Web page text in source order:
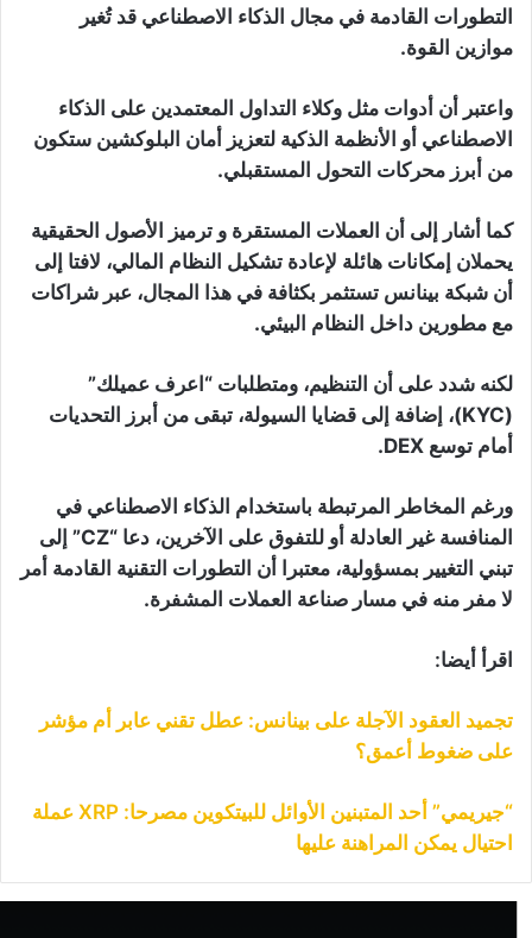
التطورات القادمة في مجال الذكاء الاصطناعي قد تُغير
موازين القوة.
واعتبر أن أدوات مثل وكلاء التداول المعتمدين على الذكاء
الاصطناعي أو الأنظمة الذكية لتعزيز أمان البلوكشين ستكون
من أبرز محركات التحول المستقبلي.
كما أشار إلى أن العملات المستقرة و ترميز الأصول الحقيقية
يحملان إمكانات هائلة لإعادة تشكيل النظام المالي، لافتا إلى
أن شبكة بينانس تستثمر بكثافة في هذا المجال، عبر شراكات
مع مطورين داخل النظام البيئي.
لكنه شدد على أن التنظيم، ومتطلبات “اعرف عميلك”
(KYC)، إضافة إلى قضايا السيولة، تبقى من أبرز التحديات
أمام توسع DEX.
ورغم المخاطر المرتبطة باستخدام الذكاء الاصطناعي في
المنافسة غير العادلة أو للتفوق على الآخرين، دعا “CZ” إلى
تبني التغيير بمسؤولية، معتبرا أن التطورات التقنية القادمة أمر
لا مفر منه في مسار صناعة العملات المشفرة.
اقرأ أيضا:
تجميد العقود الآجلة على بينانس: عطل تقني عابر أم مؤشر
على ضغوط أعمق؟
“جيريمي” أحد المتبنين الأوائل للبيتكوين مصرحا: XRP عملة
احتيال يمكن المراهنة عليها